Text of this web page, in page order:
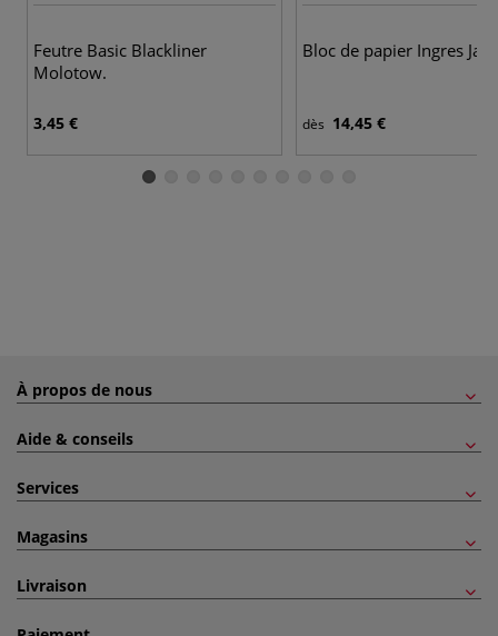
Feutre Basic Blackliner
Molotow.
3,45 €
Bloc de papier Ingres
dès 14,45 €
À propos de nous
Aide & conseils
Services
Magasins
Livraison